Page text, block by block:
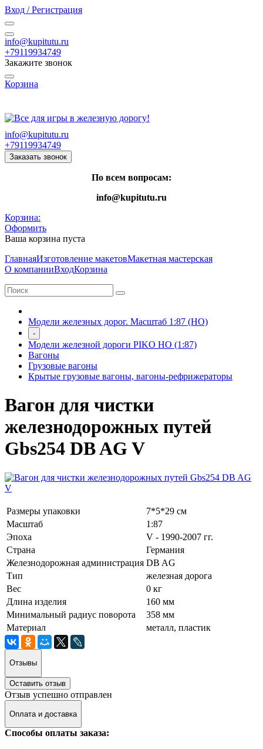
Вход / Регистрация
info@kupitutu.ru
+79119934749
Закажите звонок
Корзина
info@kupitutu.ru
+79119934749
Заказать звонок
По всем вопросам:
info@kupitutu.ru
Корзина:
Оформить
Ваша корзина пуста
ГлавнаяИзготовление макетовМакетная мастерская
О компанииВходКорзина
Модели железных дорог. Масштаб 1:87 (HO)
-
Модели железной дороги PIKO HO (1:87)
Вагоны
Грузовые вагоны
Крытые грузовые вагоны, вагоны-рефрижераторы
Вагон для чистки
железнодорожных путей
Gbs254 DB AG V
Размеры упаковки
7*5*29 см
Масштаб
1:87
Эпоха
V - 1990-2007 гг.
Страна
Германия
Железнодорожная администрация DB AG
Тип
железная дорога
Вес
0 кг
Длина изделия
160 мм
Минимальный радиус поворота
358 мм
Материал
металл, пластик
Отзывы
Оставить отзыв
Отзыв успешно отправлен
Оплата и доставка
Способы оплаты заказа: